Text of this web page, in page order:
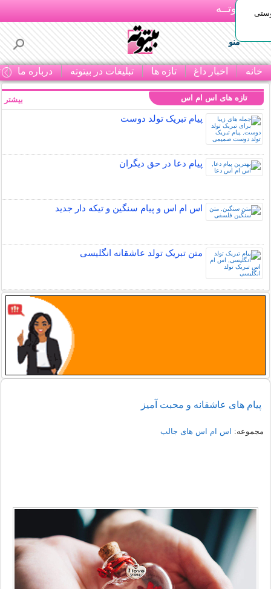
بـیتوتــه
منو
خانه اخبار داغ تازه ها تبلیغات در بیتوته درباره ما
تازه های اس ام اس
پیام تبریک تولد دوست
پیام دعا در حق دیگران
اس ام اس و پیام سنگین و تیکه دار جدید
متن تبریک تولد عاشقانه انگلیسی
بیشتر
پیام های عاشقانه و محبت آمیز
مجموعه: اس ام اس های جالب